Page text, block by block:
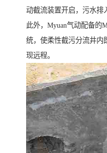
动截流装置开启，污水排
此外，Myuan气动配备的
统，使柔性截污分流井内
现远程。